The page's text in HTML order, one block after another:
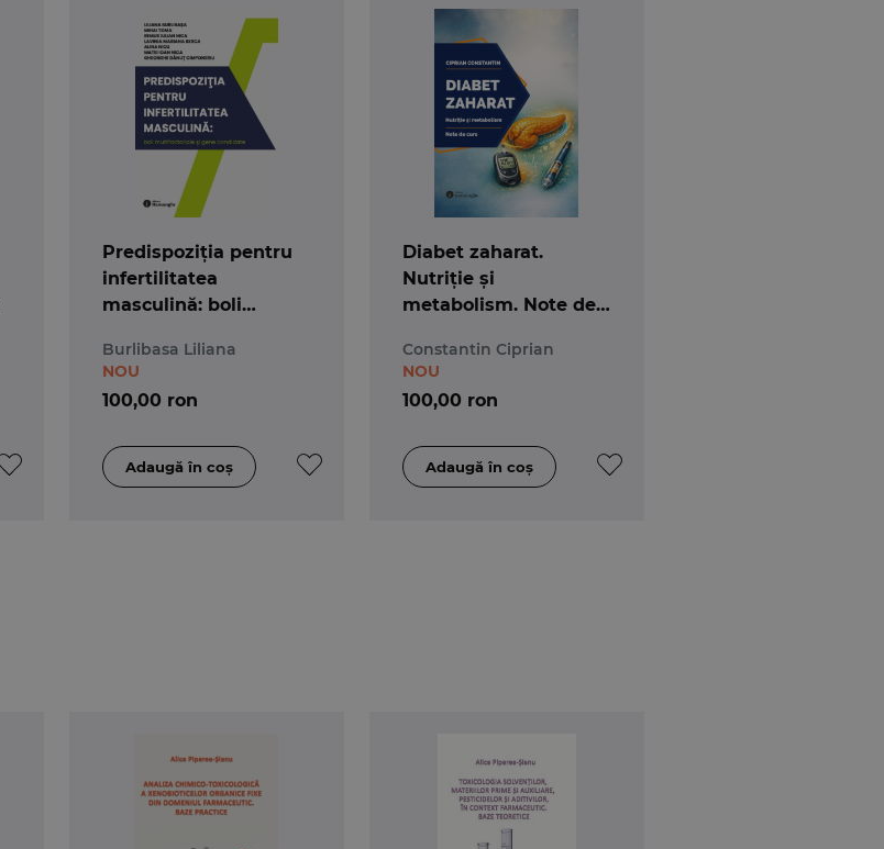
Predispoziția pentru
infertilitatea
masculină: boli
candidate
Burlibasa Liliana
100,00 ron
NOU
Diabet zaharat.
Nutriție și
metabolism. Note de
Constantin Ciprian
100,00 ron
NOU